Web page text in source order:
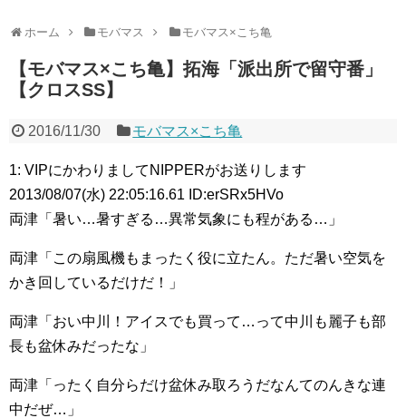
ホーム モバマス モバマス×こち亀
【モバマス×こち亀】拓海「派出所で留守番」
【クロスSS】
2016/11/30 モバマス×こち亀
1: VIPにかわりましてNIPPERがお送りします
2013/08/07(水) 22:05:16.61 ID:erSRx5HVo
両津「暑い…暑すぎる…異常気象にも程がある…」
両津「この扇風機もまったく役に立たん。ただ暑い空気を
かき回しているだけだ！」
両津「おい中川！アイスでも買って…って中川も麗子も部
長も盆休みだったな」
両津「ったく自分らだけ盆休み取ろうだなんてのんきな連
中だぜ…」